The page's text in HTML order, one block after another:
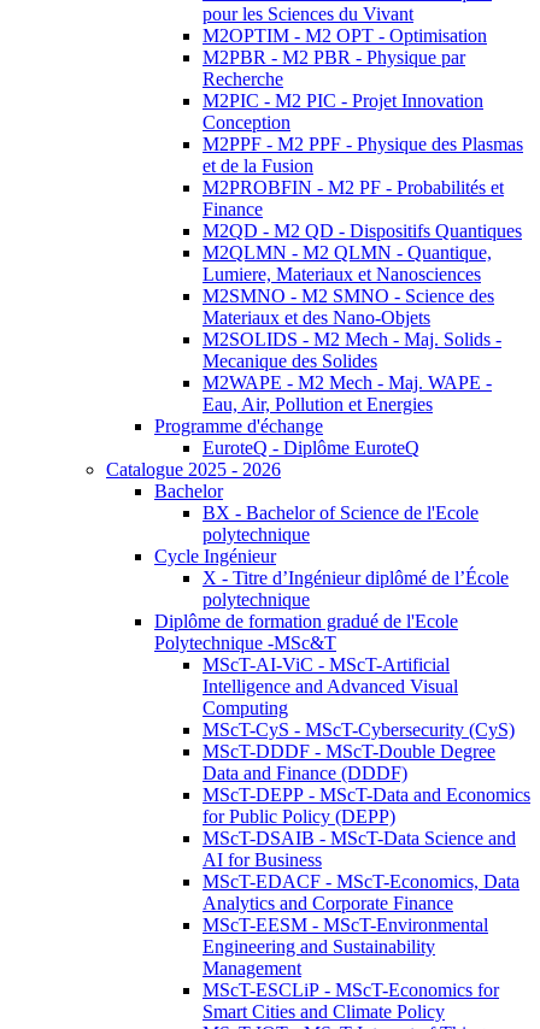
pour les Sciences du Vivant
M2OPTIM - M2 OPT - Optimisation
M2PBR - M2 PBR - Physique par
Recherche
M2PIC - M2 PIC - Projet Innovation
Conception
M2PPF - M2 PPF - Physique des Plasmas
et de la Fusion
M2PROBFIN - M2 PF - Probabilités et
Finance
M2QD - M2 QD - Dispositifs Quantiques
M2QLMN - M2 QLMN - Quantique,
Lumiere, Materiaux et Nanosciences
M2SMNO - M2 SMNO - Science des
Materiaux et des Nano-Objets
M2SOLIDS - M2 Mech - Maj. Solids -
Mecanique des Solides
M2WAPE - M2 Mech - Maj. WAPE -
Eau, Air, Pollution et Energies
Programme d'échange
EuroteQ - Diplôme EuroteQ
Catalogue 2025 - 2026
Bachelor
BX - Bachelor of Science de l'Ecole
polytechnique
Cycle Ingénieur
X - Titre d’Ingénieur diplômé de l’École
polytechnique
Diplôme de formation gradué de l'Ecole
Polytechnique -MSc&T
MScT-AI-ViC - MScT-Artificial
Intelligence and Advanced Visual
Computing
MScT-CyS - MScT-Cybersecurity (CyS)
MScT-DDDF - MScT-Double Degree
Data and Finance (DDDF)
MScT-DEPP - MScT-Data and Economics
for Public Policy (DEPP)
MScT-DSAIB - MScT-Data Science and
AI for Business
MScT-EDACF - MScT-Economics, Data
Analytics and Corporate Finance
MScT-EESM - MScT-Environmental
Engineering and Sustainability
Management
MScT-ESCLiP - MScT-Economics for
Smart Cities and Climate Policy